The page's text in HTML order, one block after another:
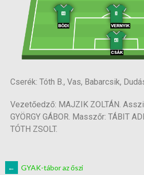
Cserék: Tóth B., Vas, Babarcsik,
Vezetőedző: MAJZIK ZOLTÁN.
GYÖRGY GÁBOR. Masszőr: TÁBIT
TÓTH ZSOLT.
←
GYAK-tábor az őszi